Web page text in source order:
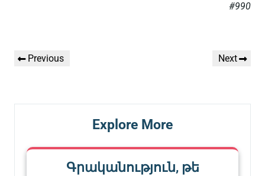
#990
Գրառումների
Previous
Previous
Next
Next
Explore More
Գրականություն, թե